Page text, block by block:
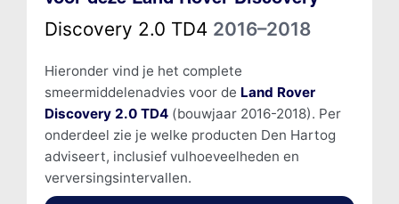
Discovery 2.0 TD4 2016–2018
Hieronder vind je het complete
smeermiddelenadvies voor de Land Rover
Discovery 2.0 TD4(bouwjaar 2016-2018). Per
onderdeel zie je welke producten Den Hartog
adviseert, inclusief vulhoeveelheden en
verversingsintervallen.